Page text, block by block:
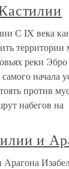
С IX века
реки
начала
против
набегов на
и